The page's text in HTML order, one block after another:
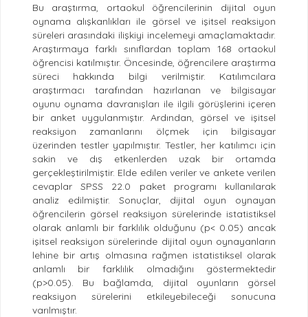
Bu araştırma, ortaokul öğrencilerinin dijital oyun
oynama alışkanlıkları ile görsel ve işitsel reaksiyon
süreleri arasındaki ilişkiyi incelemeyi amaçlamaktadır.
Araştırmaya farklı sınıflardan toplam 168 ortaokul
öğrencisi katılmıştır. Öncesinde, öğrencilere araştırma
süreci hakkında bilgi verilmiştir. Katılımcılara
araştırmacı tarafından hazırlanan ve bilgisayar
oyunu oynama davranışları ile ilgili görüşlerini içeren
bir anket uygulanmıştır. Ardından, görsel ve işitsel
reaksiyon zamanlarını ölçmek için bilgisayar
üzerinden testler yapılmıştır. Testler, her katılımcı için
sakin ve dış etkenlerden uzak bir ortamda
gerçekleştirilmiştir. Elde edilen veriler ve ankete verilen
cevaplar SPSS 22.0 paket programı kullanılarak
analiz edilmiştir. Sonuçlar, dijital oyun oynayan
öğrencilerin görsel reaksiyon sürelerinde istatistiksel
olarak anlamlı bir farklılık olduğunu (p< 0.05) ancak
işitsel reaksiyon sürelerinde dijital oyun oynayanların
lehine bir artış olmasına rağmen istatistiksel olarak
anlamlı bir farklılık olmadığını göstermektedir
(p>0.05). Bu bağlamda, dijital oyunların görsel
reaksiyon sürelerini etkileyebileceği sonucuna
varılmıştır.